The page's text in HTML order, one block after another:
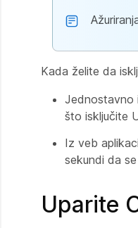
Kada želite da
Jednostavno
što isključite
Iz veb
sekundi da
Uparite